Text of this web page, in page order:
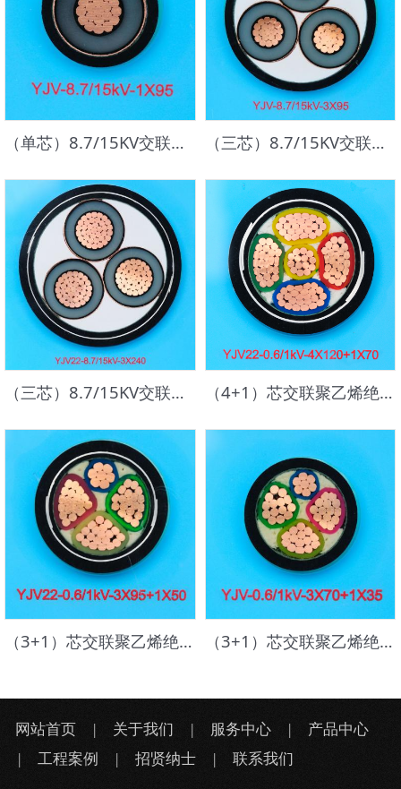
（单芯）8.7/15KV交联聚乙烯绝缘聚氯乙烯护套电力电缆 （三芯）8.7/15KV交联聚乙烯绝缘聚氯乙烯护套电力电缆
（三芯）8.7/15KV交联聚乙烯绝缘钢带铠装聚氯乙烯护套电力电缆 （4+1）芯交联聚乙烯绝缘钢带铠装护套电力电缆
（3+1）芯交联聚乙烯绝缘钢带铠装护套电力电缆 （3+1）芯交联聚乙烯绝缘聚氯乙烯护套电力电缆
网站首页| 关于我们 | 服务中心| 产品中心
| 工程案例 | 招贤纳士| 联系我们